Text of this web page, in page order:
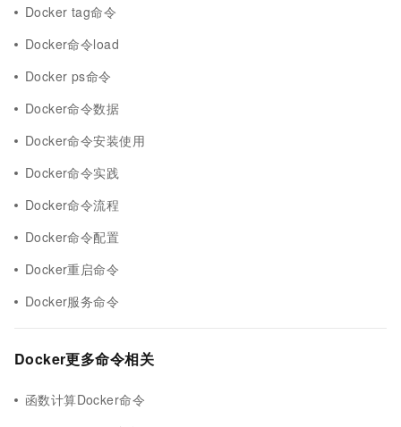
Docker tag命令
Docker命令load
Docker ps命令
Docker命令数据
Docker命令安装使用
Docker命令实践
Docker命令流程
Docker命令配置
Docker重启命令
Docker服务命令
Docker更多命令相关
函数计算Docker命令